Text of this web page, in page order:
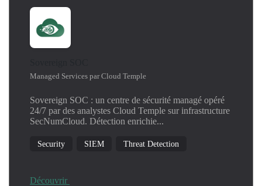
Managed Services par Cloud Temple
Sovereign SOC : un centre de sécurité managé opéré
24/7 par des analystes Cloud Temple sur infrastructure
SecNumCloud. Détection enrichie...
Security SIEM Threat Detection
Découvrir